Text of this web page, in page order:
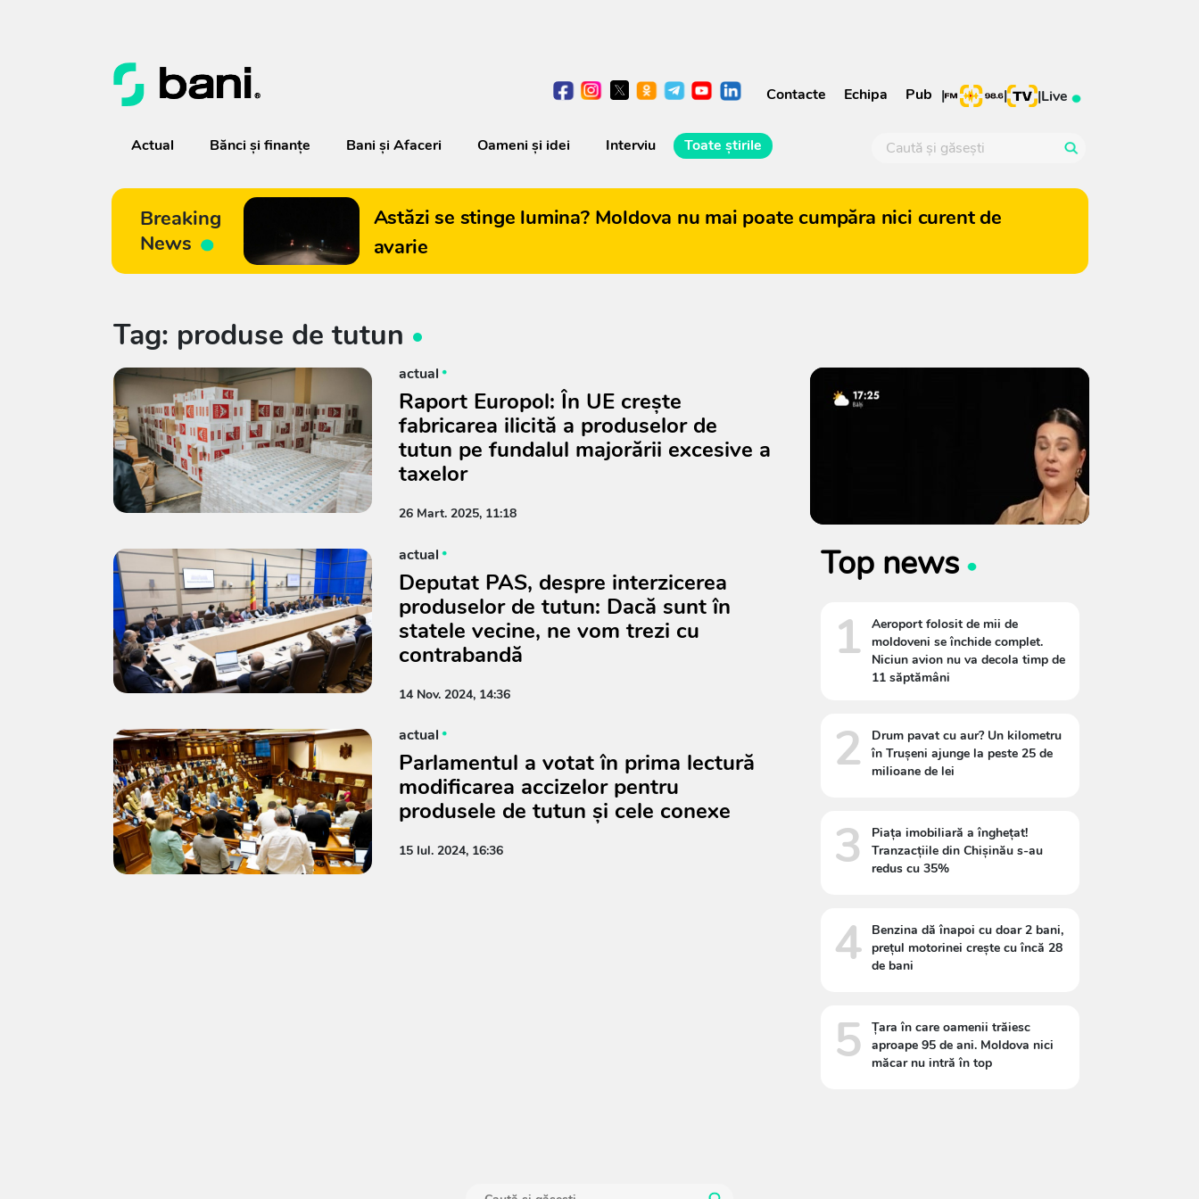
Contacte Echipa Pub | | |Live
Actual Bănci şi finanţe Bani și Afaceri Oameni şi idei Interviu Toate știrile
Breaking
News
Astăzi se stinge lumina? Moldova nu mai poate cumpăra nici curent de
avarie
Tag: produse de tutun
actual
Raport Europol: În UE crește
fabricarea ilicită a produselor de
tutun pe fundalul majorării excesive a
taxelor
26 Mart. 2025, 11:18
actual
Deputat PAS, despre interzicerea
produselor de tutun: Dacă sunt în
statele vecine, ne vom trezi cu
contrabandă
14 Nov. 2024, 14:36
actual
Parlamentul a votat în prima lectură
modificarea accizelor pentru
produsele de tutun și cele conexe
15 Iul. 2024, 16:36
Top news
1
Aeroport folosit de mii de
moldoveni se închide complet.
Niciun avion nu va decola timp de
11 săptămâni
2
Drum pavat cu aur? Un kilometru
în Trușeni ajunge la peste 25 de
milioane de lei
3
Piața imobiliară a înghețat!
Tranzacțiile din Chișinău s-au
redus cu 35%
4
Benzina dă înapoi cu doar 2 bani,
prețul motorinei crește cu încă 28
de bani
5
Țara în care oamenii trăiesc
aproape 95 de ani. Moldova nici
măcar nu intră în top